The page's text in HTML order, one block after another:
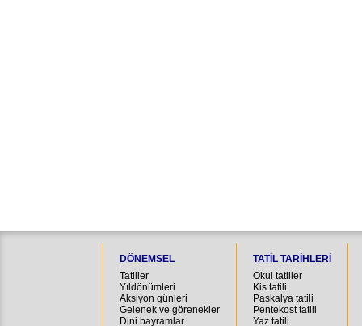
DÖNEMSEL
Tatiller
Yıldönümleri
Aksiyon günleri
Gelenek ve görenekler
Dini bayramlar
TATIL TARIHLERI
Okul tatiller
Kis tatili
Paskalya tatili
Pentekost tatili
Yaz tatili